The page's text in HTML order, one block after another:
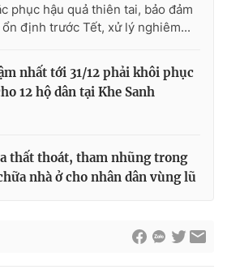
phục hậu quả thiên tai, bảo đảm
định trước Tết, xử lý nghiêm...
nhất tới 31/12 phải khôi phục
12 hộ dân tại Khe Sanh
thất thoát, tham nhũng trong
nhà ở cho nhân dân vùng lũ